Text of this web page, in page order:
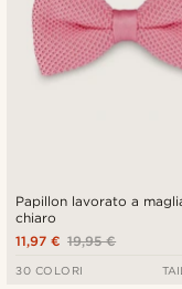
Papillon lavorato a
chiaro
19,95 €
11,97 €
30 COLORI